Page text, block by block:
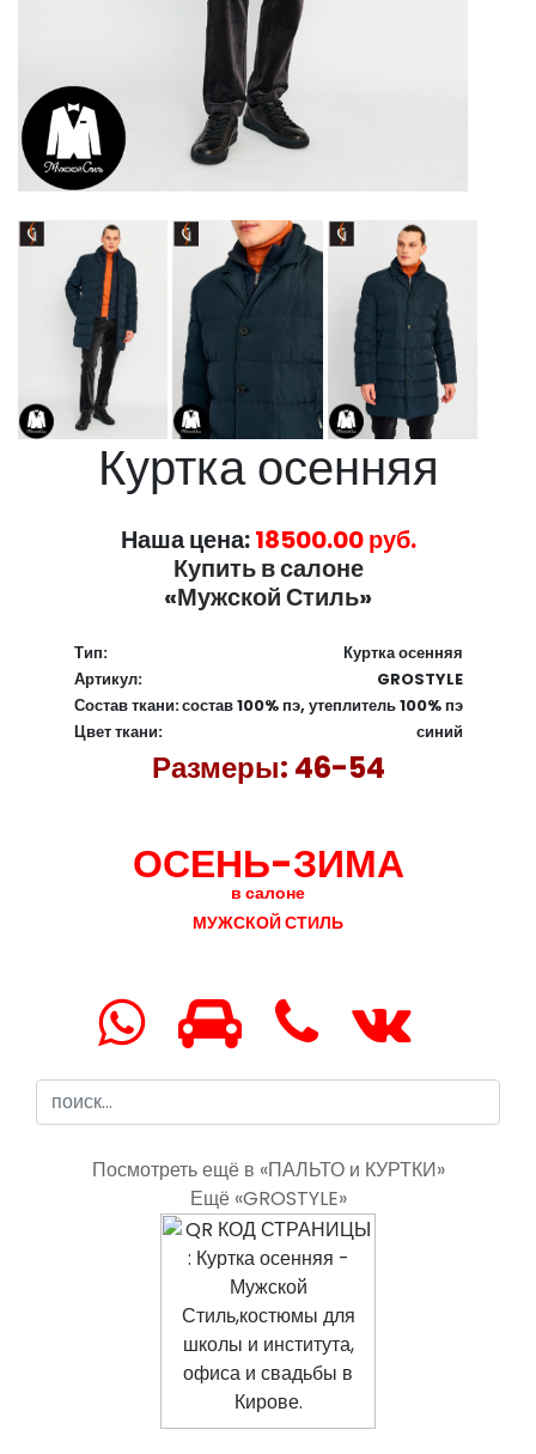
Куртка осенняя
Наша цена:18500.00 руб.
Купить в салоне
«Мужской Стиль»
Тип:
Куртка осенняя
Артикул:
GROSTYLE
Состав ткани:состав 100% пэ, утеплитель 100% пэ
Цвет ткани:
синий
Размеры: 46-54
ОСЕНЬ-ЗИМА
в салоне
МУЖСКОЙ СТИЛЬ
Посмотреть ещё в «ПАЛЬТО и КУРТКИ»
Ещё «GROSTYLE»